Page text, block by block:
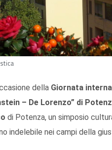
della Giornata
– De Lorenzo” di
di Potenza, un simposio
indelebile nei campi della